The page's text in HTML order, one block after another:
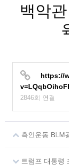
백악
https://
2846회 연결
흑인운동 BLM
트럼프 대통령